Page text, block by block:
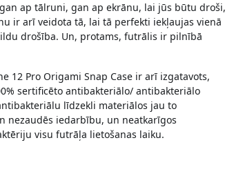
ap tālruni, gan ap ekrānu, lai jūs būtu droši,
ir arī veidota tā, lai tā perfekti iekļaujas vienā
drošība. Un, protams, futrālis ir pilnībā
12 Pro Origami Snap Case ir arī izgatavots,
sertificēto antibakteriālo/ antibakteriālo
līdzekli materiālos jau to
nezaudēs iedarbību, un neatkarīgos
visu futrāļa lietošanas laiku.